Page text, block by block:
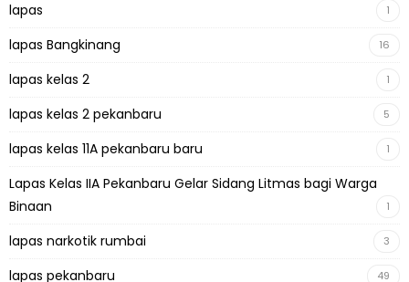
lapas 1
lapas Bangkinang 16
lapas kelas 2 1
lapas kelas 2 pekanbaru 5
lapas kelas 11A pekanbaru baru 1
Lapas Kelas IIA Pekanbaru Gelar Sidang Litmas bagi Warga
Binaan
1
lapas narkotik rumbai 3
lapas pekanbaru 49